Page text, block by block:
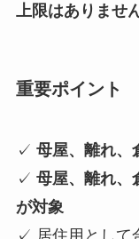
上限はありませ
重要ポイント
✓ 母屋、離れ、
✓ 母屋、離れ、
が対象